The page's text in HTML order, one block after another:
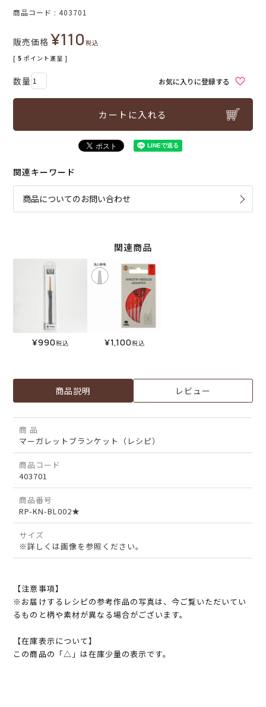
商品コード 403701
販売価格 ¥110税込
[ 5 ポイント進呈 ]
お気に入りに登録する
カートに入れる
関連キーワード
商品についてのお問い合わせ
関連商品
¥990税込 ¥1,100税込
商品説明 レビュー
商 品
マーガレットブランケット（レシピ）
商品コード
403701
商品番号
RP-KN-BL002★
サイズ
※詳しくは画像を参照ください。
【注意事項】
※お届けするレシピの参考作品の写真は、今ご覧いただいてい
るものと柄や素材が異なる場合がございます。
【在庫表示について】
この商品の「△」は在庫少量の表示です。